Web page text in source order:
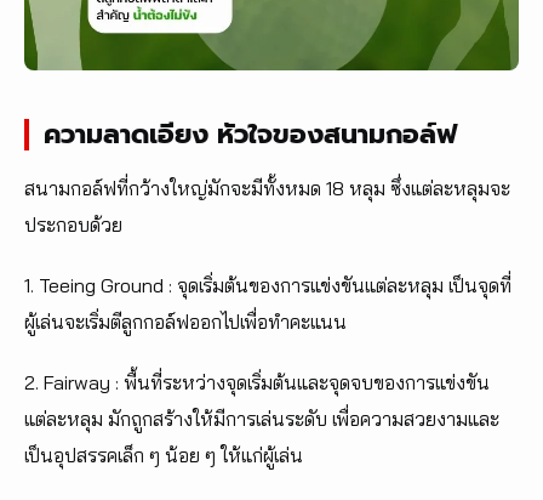
ความลาดเอียง หัวใจของสนามกอล์ฟ
สนามกอล์ฟที่กว้างใหญ่มักจะมีทั้งหมด 18 หลุม ซึ่งแต่ละหลุมจะ
ประกอบด้วย
1. Teeing Ground : จุดเริ่มต้นของการแข่งขันแต่ละหลุม เป็นจุดที่
ผู้เล่นจะเริ่มตีลูกกอล์ฟออกไปเพื่อทำคะแนน
2. Fairway : พื้นที่ระหว่างจุดเริ่มต้นและจุดจบของการแข่งขัน
แต่ละหลุม มักถูกสร้างให้มีการเล่นระดับ เพื่อความสวยงามและ
เป็นอุปสรรคเล็ก ๆ น้อย ๆ ให้แก่ผู้เล่น